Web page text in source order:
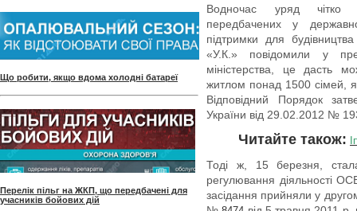
Що робити, якщо вдома холодні батареї
Перелік пільг на ЖКП, що передбачені для
учасників бойових дій
Водночас уряд
передбачених у
підтримки для
«У.К.» повідомили у
міністерства, це дасть
житлом понад 1500 сімей,
Відповідний Порядок
України від 29.02.2012 №
Читайте також:
Тоді ж, 15 березня,
регулювання діяльності
засідання прийняли у